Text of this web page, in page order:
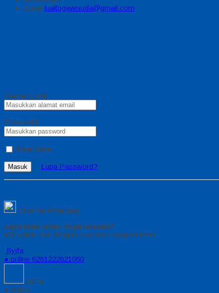
Email jualtogawisuda@gmail.com
Alamat Email
Password
Ingat Saya
Masuk Lupa Password?
Chat via Whatsapp
saya mau order toga wisuda?
Klik untuk chat dengan customer support kami
Syifa
● online 6281222821060
Syifa
● online